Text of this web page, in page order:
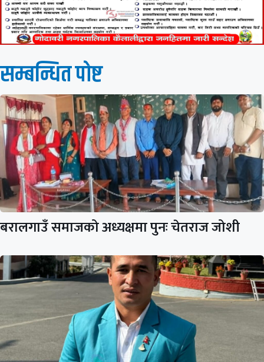
सम्बन्धित पाेष्ट
बरालगाउँ समाजको अध्यक्षमा पुनः चेतराज जोशी